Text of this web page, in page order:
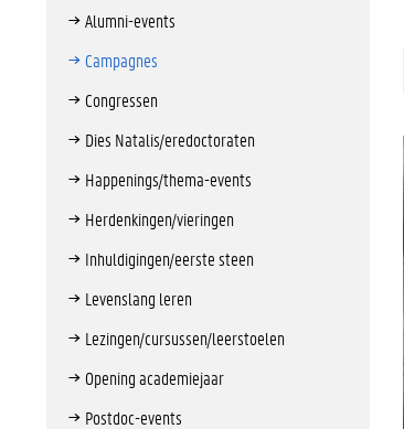
Alumni-events
Campagnes
Congressen
Dies Natalis/eredoctoraten
Happenings/thema-events
Herdenkingen/vieringen
Inhuldigingen/eerste steen
Levenslang leren
Lezingen/cursussen/leerstoelen
Opening academiejaar
Postdoc-events